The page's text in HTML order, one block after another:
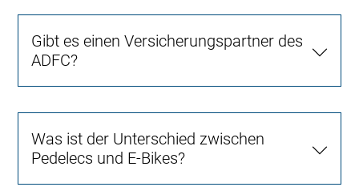
Gibt es einen Versicherungspartner des
ADFC?
Was ist der Unterschied zwischen
Pedelecs und E-Bikes?